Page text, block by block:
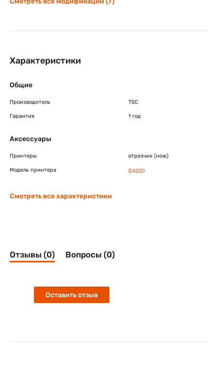
Характеристики
Общие
Производитель TSC
Гарантия 1 год
Аксессуары
Принтеры отрезчик (нож)
Модель принтера DA220
Смотреть все характеристики
Отзывы (0) Вопросы (0)
Оставить отзыв